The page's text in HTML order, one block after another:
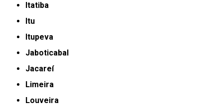
Itatiba
Itu
Itupeva
Jaboticabal
Jacareí
Limeira
Louveira